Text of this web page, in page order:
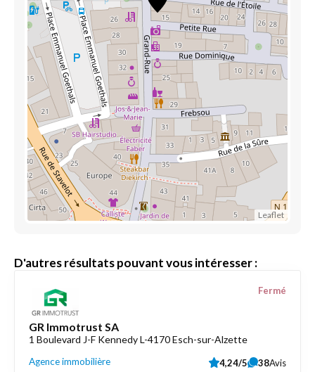
Leaflet
D'autres résultats pouvant vous intéresser :
GR Immotrust SA
1 Boulevard J-F Kennedy L-4170 Esch-sur-Alzette
Agence immobilière
Fermé
4,24/5 38Avis